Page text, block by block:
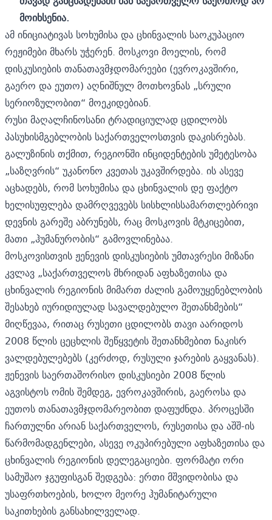
მოიხსენია.
ამ ინიციატივას სოხუმისა და ცხინვალის საოკუპაციო
რეჟიმები მხარს უჭერენ. მოსკოვი მოელის, რომ
დისკუსიების თანათავმჯდომარეები (ევროკავშირი,
გაერო და ეუთო) აღნიშნულ მოთხოვნას „სრული
სერიოზულობით“ მოეკიდებიან.
რუსი მაღალჩინოსანი ტრადიციულად ცდილობს
პასუხისმგებლობის საქართველოსთვის დაკისრებას.
გალუზინის თქმით, რეგიონში ინციდენტების უმეტესობა
„საზღვრის“ უკანონო კვეთას უკავშირდება. ის ასევე
აცხადებს, რომ სოხუმისა და ცხინვალის დე ფაქტო
ხელისუფლება დამრღვევებს სისხლისსამართლებრივი
დევნის გარეშე აბრუნებს, რაც მოსკოვის მტკიცებით,
მათი „ჰუმანურობის“ გამოვლინებაა.
მოსკოვისთვის ჟენევის დისკუსიების უმთავრესი მიზანი
კვლავ „საქართველოს მხრიდან აფხაზეთისა და
ცხინვალის რეგიონის მიმართ ძალის გამოუყენებლობის
შესახებ იურიდიულად სავალდებულო შეთანხმების“
მიღწევაა, რითაც რუსეთი ცდილობს თავი აარიდოს
2008 წლის ცეცხლის შეწყვეტის შეთანხმებით ნაკისრ
ვალდებულებებს (კერძოდ, რუსული ჯარების გაყვანას).
ჟენევის საერთაშორისო დისკუსიები 2008 წლის
აგვისტოს ომის შემდეგ, ევროკავშირის, გაეროსა და
ეუთოს თანათავმჯდომარეობით დაფუძნდა. პროცესში
ჩართულნი არიან საქართველოს, რუსეთისა და აშშ-ის
წარმომადგენლები, ასევე ოკუპირებული აფხაზეთისა და
ცხინვალის რეგიონის დელეგაციები. ფორმატი ორი
სამუშაო ჯგუფისგან შედგება: ერთი მშვიდობისა და
უსაფრთხოების, ხოლო მეორე ჰუმანიტარული
საკითხების განსახილველად.